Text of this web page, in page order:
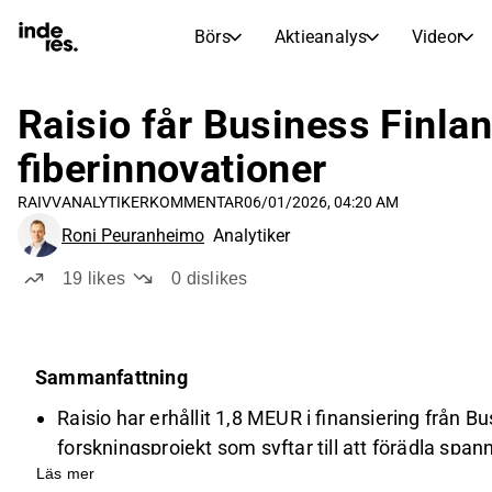
Börs Aktieanalys Videor
Börs
Morgonrapport
Aktieanalys
Artiklar
inderesTV
Transkriptioner
Aktiejämförelse
Earnings Season
Raisio får Business
fiberinnovationer
RAIVVANALYTIKERKOMMENTAR06/01/2026, 04:20 AM
Roni Peuranheimo Analytiker
19 likes 0 dislikes
Sammanfattning
Raisio har erhållit 1,8 MEUR i finansiering från
forskningsprojekt som syftar till att förädla
Raisio investerar själva 2,7 MEUR i projektet,
Läs mer